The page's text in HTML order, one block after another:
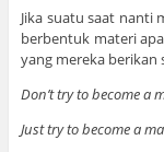
Jika suatu saat nanti
berbentuk materi
yang mereka berikan
Don’t try to become a
Just try to become a